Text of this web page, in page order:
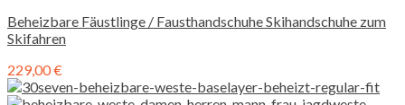
Beheizbare Fäustlinge / Fausthandschuhe Skihandschuhe zum
Skifahren
229,00€